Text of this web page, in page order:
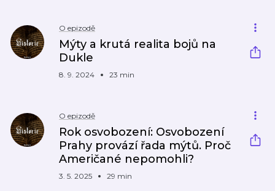
O epizodě
Mýty a krutá realita bojů na
Dukle
8. 9. 2024 23 min
O epizodě
Rok osvobození: Osvobození
Prahy provází řada mýtů. Proč
Američané nepomohli?
3. 5. 2025 29 min